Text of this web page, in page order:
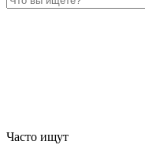
Часто ищут